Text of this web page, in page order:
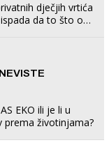
dječjih vrtića
da to što oni
EKO ili je li u
prema životinjama?